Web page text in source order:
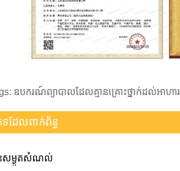
ឧបករណ៍ព្យាបាលដែលគ្មានគ្រោះថ្នាក់ដល់អាហារ
ទដែលពាក់ព័ន្ធ
សម្ងួតសំណល់